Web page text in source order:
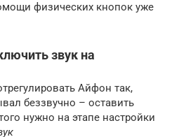
физических кнопок уже
звук на
Айфон так,
беззвучно – оставить
нужно на этапе настройки